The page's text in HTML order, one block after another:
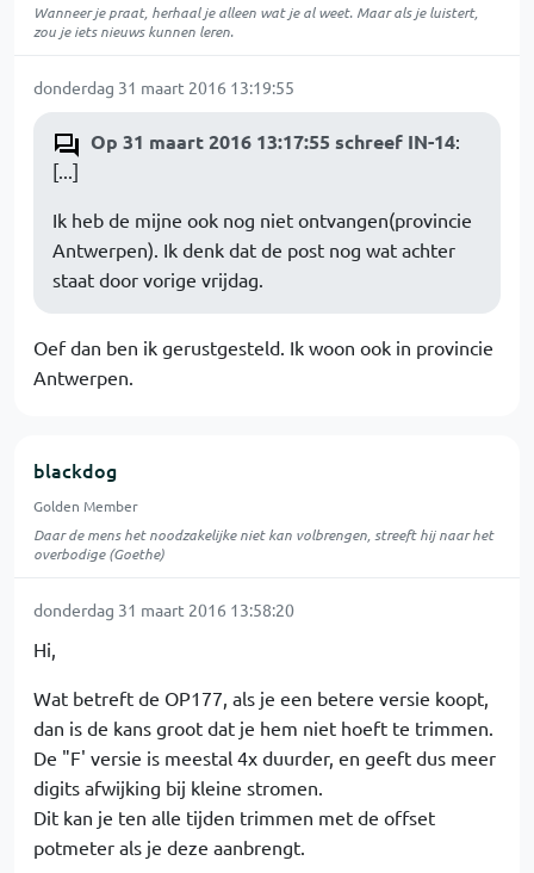
Wanneer je praat, herhaal je alleen wat je al weet. Maar als je luistert,
zou je iets nieuws kunnen leren.
donderdag 31 maart 2016 13:19:55
Op 31 maart 2016 13:17:55 schreef IN-14:
[...]
Ik heb de mijne ook nog niet ontvangen(provincie
Antwerpen). Ik denk dat de post nog wat achter
staat door vorige vrijdag.
Oef dan ben ik gerustgesteld. Ik woon ook in provincie
Antwerpen.
blackdog
Golden Member
Daar de mens het noodzakelijke niet kan volbrengen, streeft hij naar het
overbodige (Goethe)
donderdag 31 maart 2016 13:58:20
Hi,
Wat betreft de OP177, als je een betere versie koopt,
dan is de kans groot dat je hem niet hoeft te trimmen.
De "F' versie is meestal 4x duurder, en geeft dus meer
digits afwijking bij kleine stromen.
Dit kan je ten alle tijden trimmen met de offset
potmeter als je deze aanbrengt.